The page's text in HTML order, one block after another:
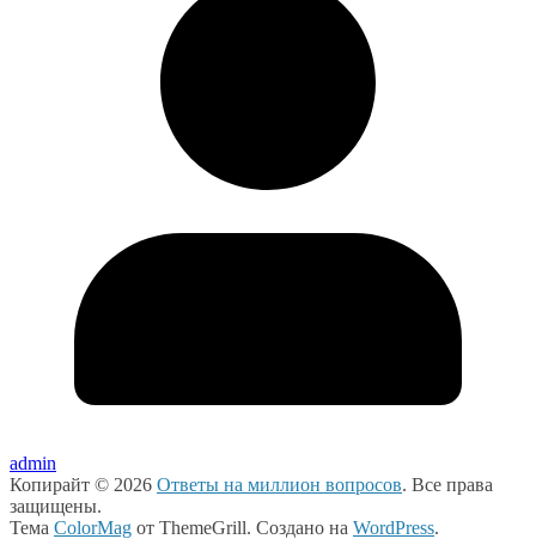
admin
Копирайт © 2026 Ответы на миллион вопросов. Все права
защищены.
Тема ColorMag от ThemeGrill. Создано на WordPress.